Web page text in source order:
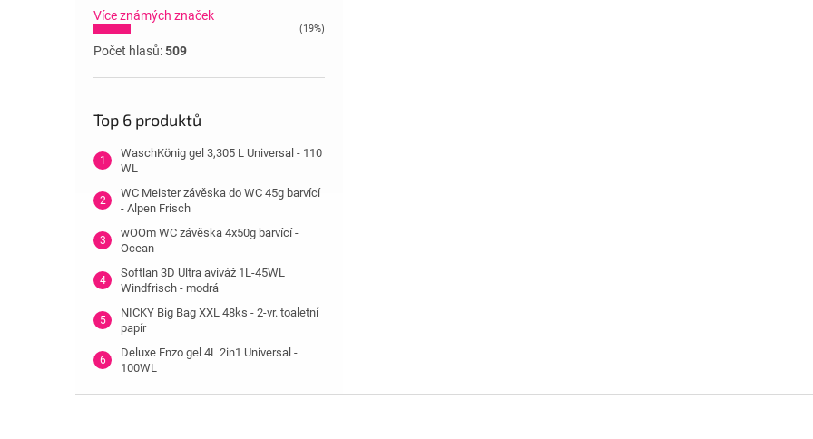
Více známých značek
(19%)
Počet hlasů:509
Top 6 produktů
WaschKönig gel 3,305 L Universal - 110
WL
WC Meister závěska do WC 45g barvící
- Alpen Frisch
wOOm WC závěska 4x50g barvící -
Ocean
Softlan 3D Ultra aviváž 1L-45WL
Windfrisch - modrá
NICKY Big Bag XXL 48ks - 2-vr. toaletní
papír
Deluxe Enzo gel 4L 2in1 Universal -
100WL